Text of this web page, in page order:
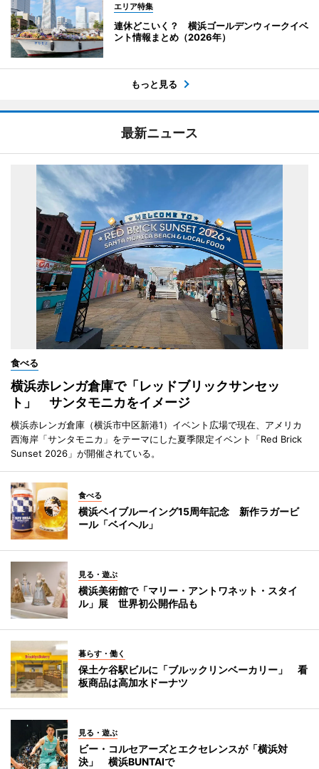
エリア特集
連休どこいく？ 横浜ゴールデンウィークイベ
ント情報まとめ（2026年）
もっと見る
最新ニュース
食べる
横浜赤レンガ倉庫で「レッドブリックサンセッ
ト」 サンタモニカをイメージ
横浜赤レンガ倉庫（横浜市中区新港1）イベント広場で現在、アメリカ
西海岸「サンタモニカ」をテーマにした夏季限定イベント「Red Brick
Sunset 2026」が開催されている。
食べる
横浜ベイブルーイング15周年記念 新作ラガービ
ール「ベイヘル」
見る・遊ぶ
横浜美術館で「マリー・アントワネット・スタイ
ル」展 世界初公開作品も
暮らす・働く
保土ケ谷駅ビルに「ブルックリンベーカリー」 看
板商品は高加水ドーナツ
見る・遊ぶ
ビー・コルセアーズとエクセレンスが「横浜対
決」 横浜BUNTAIで